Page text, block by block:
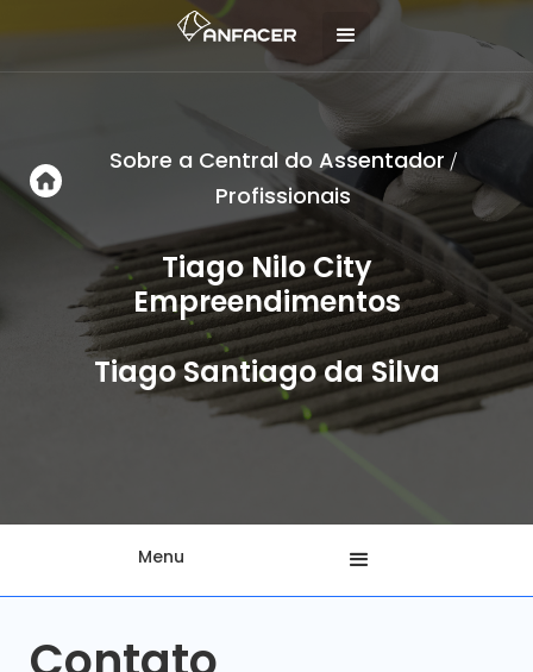
Sobre a Central do Assentador /
Profissionais
Tiago Nilo City
Empreendimentos
Tiago Santiago da Silva
Menu